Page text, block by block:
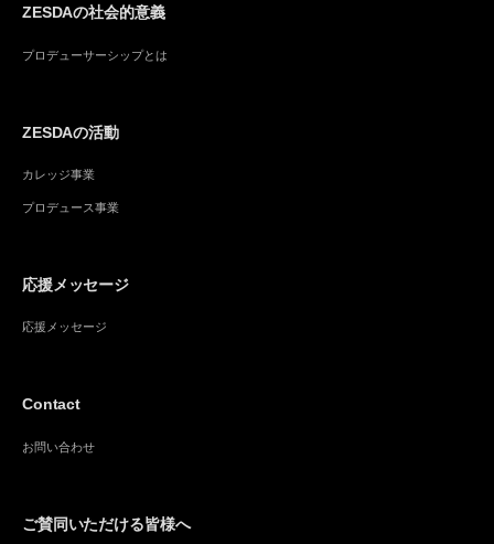
ZESDAの社会的意義
プロデューサーシップとは
ZESDAの活動
カレッジ事業
プロデュース事業
応援メッセージ
応援メッセージ
Contact
お問い合わせ
ご賛同いただける皆様へ